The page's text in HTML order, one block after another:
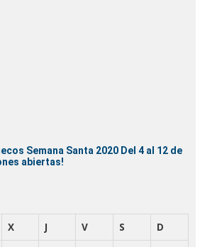
Semana Santa 2020 Del 4 al 12 de
abiertas!
X J V S
D